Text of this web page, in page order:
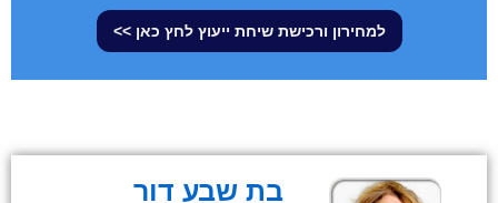
למחירון ורכישת שיחת ייעוץ לחץ כאן >>
בת שבע דור